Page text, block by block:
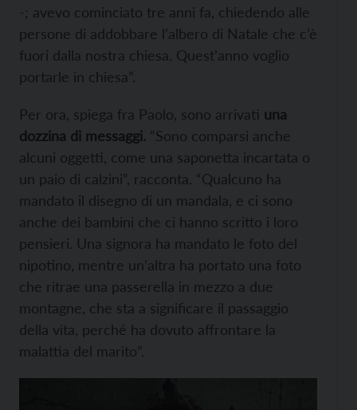
-; avevo cominciato tre anni fa, chiedendo alle
persone di addobbare l’albero di Natale che c’è
fuori dalla nostra chiesa. Quest’anno voglio
portarle in chiesa”.
Per ora, spiega fra Paolo, sono arrivati una
dozzina di messaggi. “Sono comparsi anche
alcuni oggetti, come una saponetta incartata o
un paio di calzini”, racconta. “Qualcuno ha
mandato il disegno di un mandala, e ci sono
anche dei bambini che ci hanno scritto i loro
pensieri. Una signora ha mandato le foto del
nipotino, mentre un’altra ha portato una foto
che ritrae una passerella in mezzo a due
montagne, che sta a significare il passaggio
della vita, perché ha dovuto affrontare la
malattia del marito”.